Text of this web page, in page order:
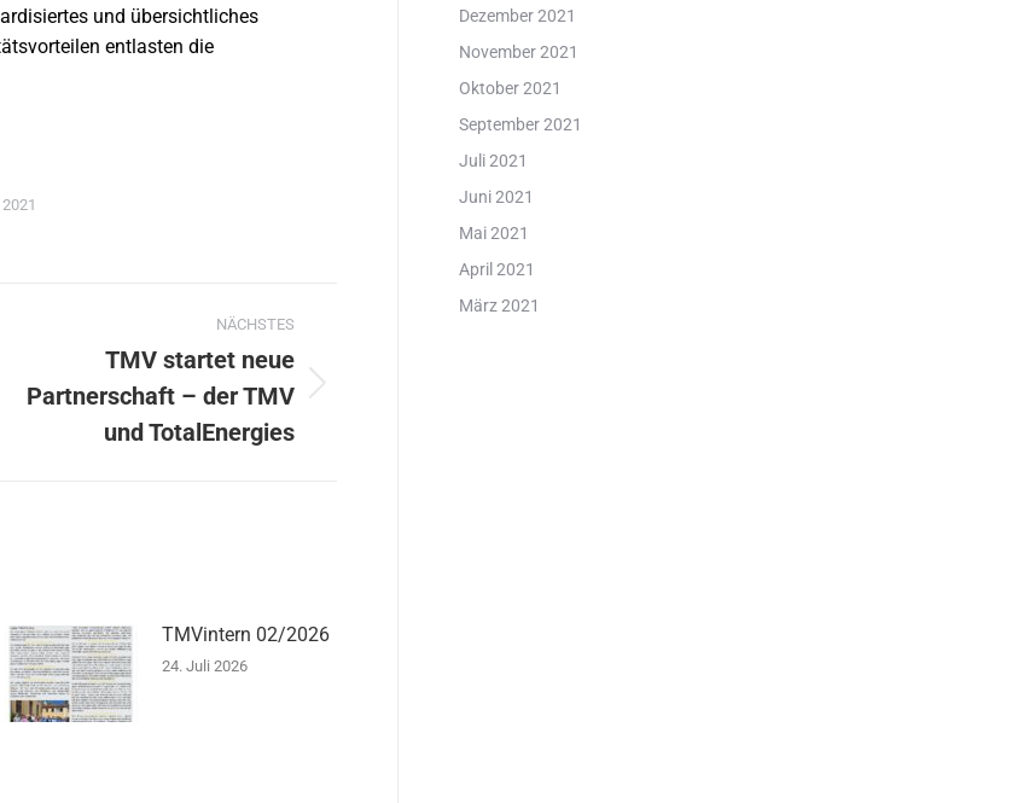
und übersichtliches
entlasten die
NÄCHSTES
Nächster
TMV startet neue
Partnerschaft – der TMV
und TotalEnergies
TMVintern 02/2026
24. Juli 2026
Dezember 2021
November 2021
Oktober 2021
September 2021
Juli 2021
Juni 2021
Mai 2021
April 2021
März 2021